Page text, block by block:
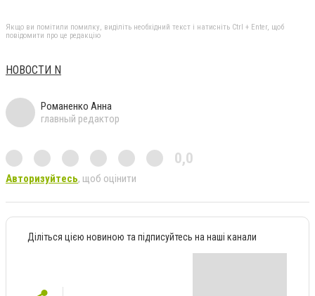
Якщо ви помітили помилку, виділіть необхідний текст і натисніть Ctrl + Enter, щоб
повідомити про це редакцію
НОВОСТИ N
Романенко Анна
главный редактор
0,0
Авторизуйтесь, щоб оцінити
Діліться цією новиною та підписуйтесь на наші канали